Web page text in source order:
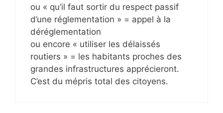
ou « qu’il faut sortir du respect passif
d’une réglementation » = appel à la
déréglementation
ou encore « utiliser les délaissés
routiers » = les habitants proches des
grandes infrastructures apprécieront.
C’est du mépris total des citoyens.